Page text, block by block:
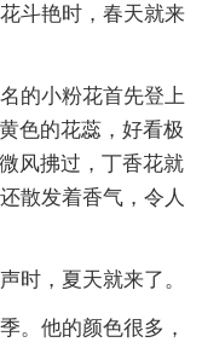
斗艳时，春天就来
的小粉花首先登上
色的花蕊，好看极
风拂过，丁香花就
散发着香气，令人
时，夏天就来了。
。他的颜色很多，